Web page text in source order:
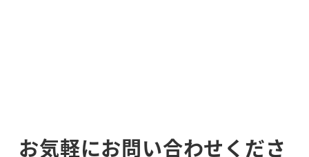
お気軽にお問い合わせくださ